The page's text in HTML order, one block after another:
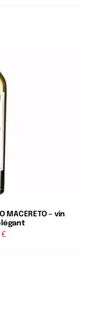
MACERETO – vin
€